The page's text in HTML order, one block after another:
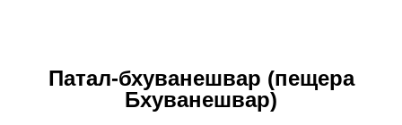
Патал-бхуванешвар (пещера
Бхуванешвар)